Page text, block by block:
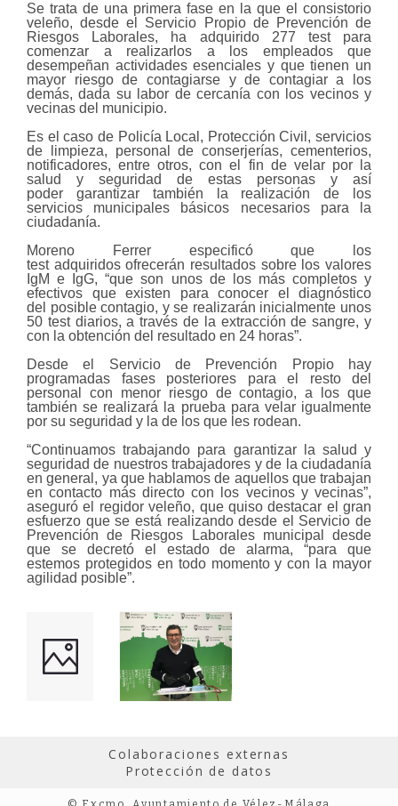
Se trata de una primera fase en la que el consistorio
veleño, desde el Servicio Propiode Prevenciónde
Riesgos Laborales, ha adquirido 277 test para
comenzar a realizarlos a los empleados que
desempeñan actividades esenciales y que tienen un
mayor riesgo de contagiarse y de contagiar a los
demás, dada su labor de cercanía con los vecinos y
vecinas del municipio.
Es el caso de Policía Local, Protección Civil, servicios
de limpieza, personal de conserjerías, cementerios,
notificadores,entre otros, con el fin de velar por la
salud y seguridad de estas personas y así
poder garantizar también la realización de
los
servicios municipales básicos necesarios para la
ciudadanía.
Moreno Ferrer especificó que l os
test adquiridosofrecerán resultados sobre los valores
gM e IgG, “que son unos delos más completos y
efectivos que existen para conocer el diagnóstico
del posible contagio, y se realizarán inicialmente unos
50 test diarios, a través de la extracción de sangre, y
con la obtención de resultado en 24 horas”.
Desde el Servicio de Prevención Propio hay
programadas fases posteriores para el resto del
personal con menor riesgo de contagio, a los que
también se realizará la prueba para velar igualmente
por su seguridad y la de los que les rodean.
“Continuamos trabajando para garantizar la salud y
seguridad de nuestros trabajadores y de la ciudadanía
en general, ya que hablamos de aquellos que trabajan
en contacto más directo con los vecinos y vecinas”,
aseguró el regidor veleño, que quiso destacar el gran
esfuerzo que se está realizando desde el Servicio de
Prevención de Riesgos Laborales municipal desde
que se decretó el estado de alarma, “para que
estemos protegidos en todo momento y con la mayor
agilidad posible”.
Colaboraciones externas
Protección de datos